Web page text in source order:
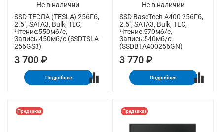
Не в наличии
SSD ТЕСЛА (TESLA) 256Гб,
2.5", SATA3, Bulk, TLC,
Чтение:550мб/с,
Запись:450мб/с (SSDTSLA-
256GS3)
3 700 ₽
Подробнее
Не в наличии
SSD BaseTech A400 256Гб,
2.5", SATA3, Bulk, TLC,
Чтение:570мб/с,
Запись:540мб/с
(SSDBTA400256GN)
3 770 ₽
Подробнее
Предзаказ Предзаказ